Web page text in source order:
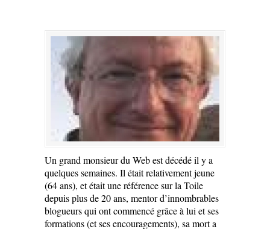
Un grand monsieur du Web est décédé il y a
quelques semaines. Il était relativement jeune
(64 ans), et était une référence sur la Toile
depuis plus de 20 ans, mentor d’innombrables
blogueurs qui ont commencé grâce à lui et ses
formations (et ses encouragements), sa mort a